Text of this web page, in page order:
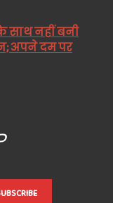
साथ नहीं बनी
अपने दम पर